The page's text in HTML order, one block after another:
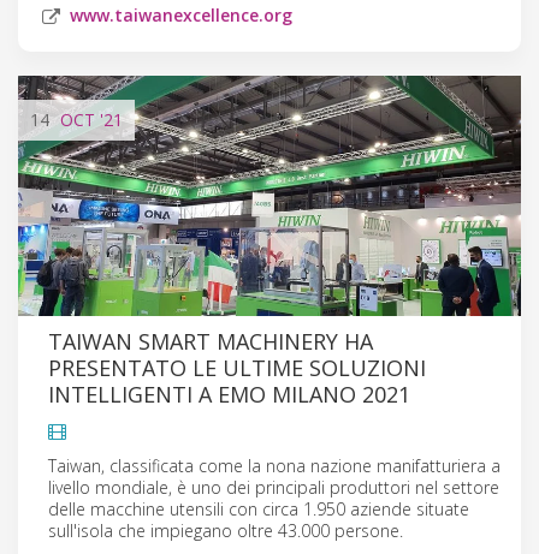
www.taiwanexcellence.org
14 OCT '21
TAIWAN SMART MACHINERY HA
PRESENTATO LE ULTIME SOLUZIONI
INTELLIGENTI A EMO MILANO 2021
Taiwan, classificata come la nona nazione manifatturiera a
livello mondiale, è uno dei principali produttori nel settore
delle macchine utensili con circa 1.950 aziende situate
sull'isola che impiegano oltre 43.000 persone.